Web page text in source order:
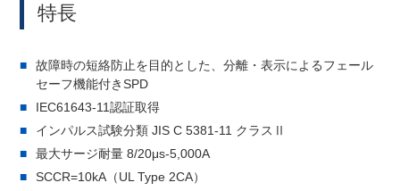
特長
故障時の短絡防止を目的とした、分離・表示によるフェール
セーフ機能付きSPD
IEC61643-11認証取得
インパルス試験分類 JIS C 5381-11 クラスⅡ
最大サージ耐量 8/20μs-5,000A
SCCR=10kA（UL Type 2CA）